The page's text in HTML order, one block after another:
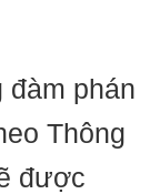
phán
Thông
được